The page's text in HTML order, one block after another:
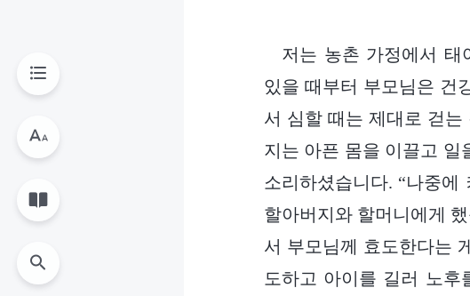
저는 농촌 가정에서 태
있을 때부터 부모님은 건
서 심할 때는 제대로 걷는
지는 아픈 몸을 이끌고 일
소리하셨습니다. “나중
할아버지와 할머니에게
서 부모님께 효도한다는
도하고 아이를 길러 노후